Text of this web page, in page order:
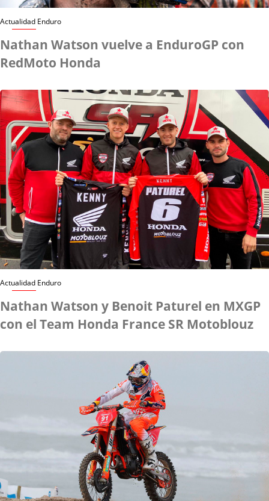
Actualidad Enduro
Nathan Watson vuelve a EnduroGP con
RedMoto Honda
Actualidad Enduro
Nathan Watson y Benoit Paturel en MXGP
con el Team Honda France SR Motoblouz